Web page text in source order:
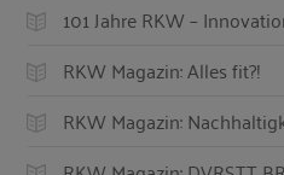
101 Jahre RKW –
RKW Magazin: Alles fit?!
RKW Magazin: